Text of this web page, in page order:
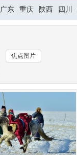
广东 重庆 陕西 四川
焦点图片